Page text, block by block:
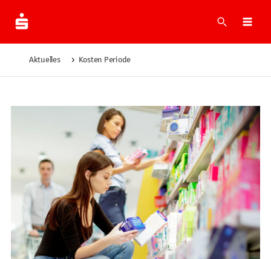
Suche
Aktuelles Kosten Periode